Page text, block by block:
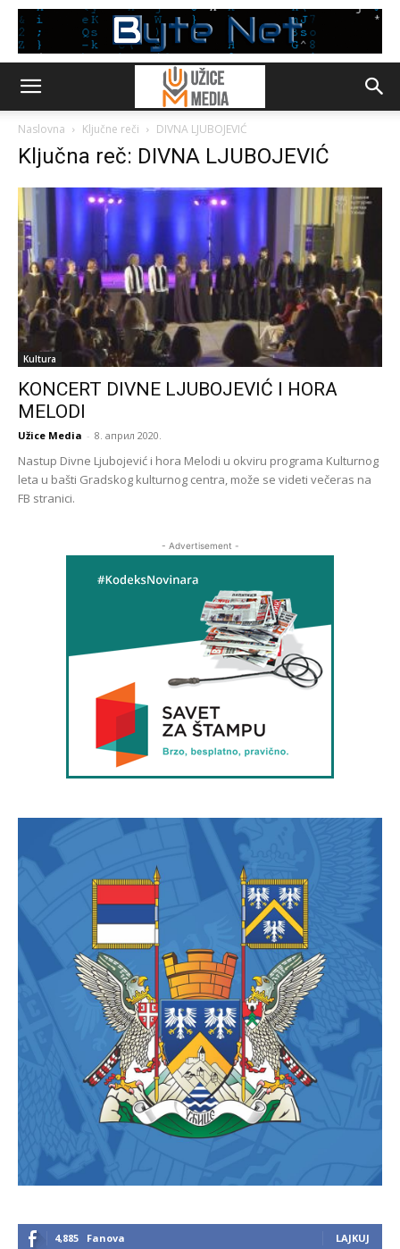
Naslovna Ključne reči DIVNA LJUBOJEVIĆ
Ključna reč: DIVNA LJUBOJEVIĆ
Kultura
KONCERT DIVNE LJUBOJEVIĆ I HORA
MELODI
Užice Media - 8. април 2020.
Nastup Divne Ljubojević i hora Melodi u okviru programa Kulturnog
leta u bašti Gradskog kulturnog centra, može se videti večeras na
FB stranici.
- Advertisement -
4,885 Fanova LAJKUJ